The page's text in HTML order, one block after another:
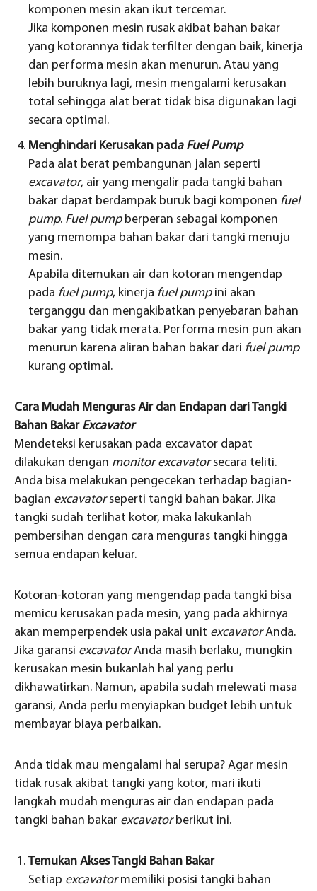
komponen mesin akan ikut tercemar.
Jika komponen mesin rusak akibat bahan bakar
yang kotorannya tidak terfilter dengan baik, kinerja
dan performa mesin akan menurun. Atau yang
lebih buruknya lagi, mesin mengalami kerusakan
total sehingga alat berat tidak bisa digunakan lagi
secara optimal.
Menghindari Kerusakan pada Fuel Pump
Pada alat berat pembangunan jalan seperti
excavator, air yang mengalir pada tangki bahan
bakar dapat berdampak buruk bagi komponen fuel
pump. Fuel pumpberperan sebagai komponen
yang memompa bahan bakar dari tangki menuju
mesin.
Apabila ditemukan air dan kotoran mengendap
pada fuel pump, kinerja fuel pump ini akan
terganggu dan mengakibatkan penyebaran bahan
bakar yang tidak merata. Performa mesin pun akan
menurun karena aliran bahan bakar dari fuel pump
kurang optimal.
Cara Mudah Menguras Air dan Endapan dari Tangki
Bahan Bakar Excavator
Mendeteksi kerusakan pada excavator dapat
dilakukan dengan monitor excavatorsecara teliti.
Anda bisa melakukan pengecekan terhadap bagian-
bagian excavatorseperti tangki bahan bakar. Jika
tangki sudah terlihat kotor, maka lakukanlah
pembersihan dengan cara menguras tangki hingga
semua endapan keluar.
Kotoran-kotoran yang mengendap pada tangki bisa
memicu kerusakan pada mesin, yang pada akhirnya
akan memperpendek usia pakai unit excavatorAnda.
Jika garansi excavatorAnda masih berlaku, mungkin
kerusakan mesin bukanlah hal yang perlu
dikhawatirkan. Namun, apabila sudah melewati masa
garansi, Anda perlu menyiapkan budget lebih untuk
membayar biaya perbaikan.
Anda tidak mau mengalami hal serupa? Agar mesin
tidak rusak akibat tangki yang kotor, mari ikuti
langkah mudah menguras air dan endapan pada
tangki bahan bakar excavatorberikut ini.
Temukan Akses Tangki Bahan Bakar
Setiap excavatormemiliki posisi tangki bahan